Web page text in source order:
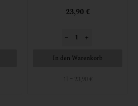
23,90 €
– +
In den Warenkorb
1l = 23,90 €